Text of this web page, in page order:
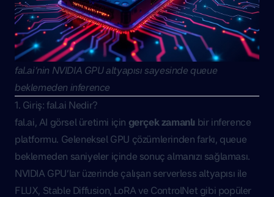
fal.ai’nin NVIDIA GPU altyapısı sayesinde queue
beklemeden inference
1. Giriş: fal.ai Nedir?
fal.ai, AI görsel üretimi için gerçek zamanlı bir inference
platformu. Geleneksel GPU çözümlerinden farkı, queue
beklemeden saniyeler içinde sonuç almanızı sağlaması.
NVIDIA GPU’lar üzerinde çalışan serverless altyapısı ile
FLUX, Stable Diffusion, LoRA ve ControlNet gibi popüler